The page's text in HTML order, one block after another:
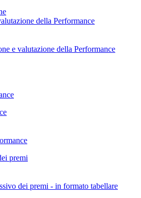
della Performance
e valutazione della Performance
premi
dei premi - in formato tabellare